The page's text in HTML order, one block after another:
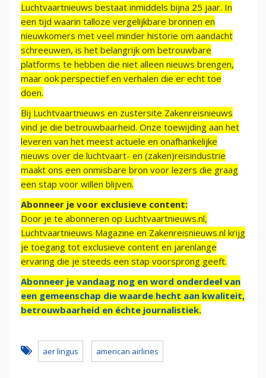
Luchtvaartnieuws bestaat inmiddels bijna 25 jaar. In
een tijd waarin talloze vergelijkbare bronnen en
nieuwkomers met veel minder historie om aandacht
schreeuwen, is het belangrijk om betrouwbare
platforms te hebben die niet alleen nieuws brengen,
maar ook perspectief en verhalen die er echt toe
doen.
Bij Luchtvaartnieuws en zustersite Zakenreisnieuws
vind je die betrouwbaarheid. Onze toewijding aan het
leveren van het meest actuele en onafhankelijke
nieuws over de luchtvaart- en (zaken)reisindustrie
maakt ons een onmisbare bron voor lezers die graag
een stap voor willen blijven.
Abonneer je voor exclusieve content:
Door je te abonneren op Luchtvaartnieuws.nl,
Luchtvaartnieuws Magazine en Zakenreisnieuws.nl krijg
je toegang tot exclusieve content en jarenlange
ervaring die je steeds een stap voorsprong geeft.
Abonneer je vandaag nog en word onderdeel van
een gemeenschap die waarde hecht aan kwaliteit,
betrouwbaarheid en échte journalistiek.
aer lingus american airlines